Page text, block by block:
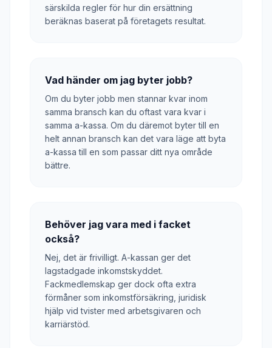
särskilda regler för hur din ersättning
beräknas baserat på företagets resultat.
Vad händer om jag byter jobb?
Om du byter jobb men stannar kvar inom
samma bransch kan du oftast vara kvar i
samma a-kassa. Om du däremot byter till en
helt annan bransch kan det vara läge att byta
a-kassa till en som passar ditt nya område
bättre.
Behöver jag vara med i facket
också?
Nej, det är frivilligt. A-kassan ger det
lagstadgade inkomstskyddet.
Fackmedlemskap ger dock ofta extra
förmåner som inkomstförsäkring, juridisk
hjälp vid tvister med arbetsgivaren och
karriärstöd.